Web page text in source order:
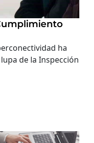
ha
de la Inspección